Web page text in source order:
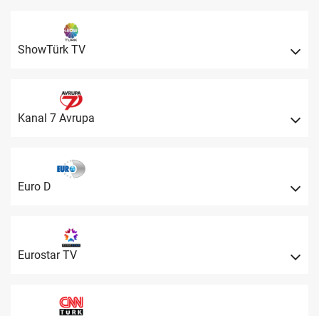
ShowTürk TV
Kanal 7 Avrupa
Euro D
Eurostar TV